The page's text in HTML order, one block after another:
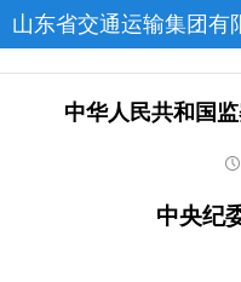
山东省交通运输集团有
中华人民共和国
中央纪